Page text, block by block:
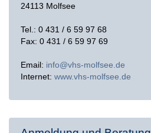
24113 Molfsee
Tel.: 0 431 / 6 59 97 68
Fax: 0 431 / 6 59 97 69
Email: info@vhs-molfsee.de
Internet: www.vhs-molfsee.de